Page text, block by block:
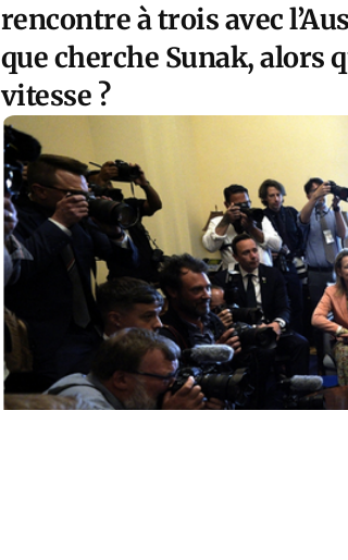
rencontre à trois avec
que cherche Sunak, alors
vitesse ?